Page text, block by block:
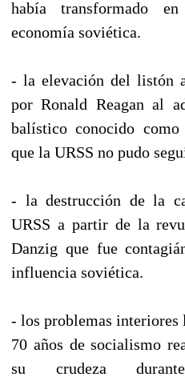
había transformado
economía soviética.
- la elevación del listón
por Ronald Reagan al
balístico conocido
que la URSS no pudo
- la destrucción de la
URSS a partir de la
Danzig que fue
influencia soviética.
- los problemas interiores
70 años de socialismo
su crudeza